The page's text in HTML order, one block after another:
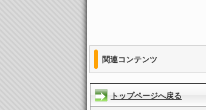
関連コンテンツ
トップページへ戻る